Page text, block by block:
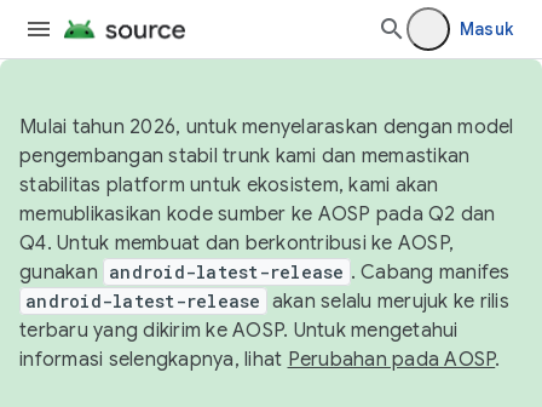
Masuk
Mulai tahun 2026, untuk menyelaraskan dengan model
pengembangan stabil trunk kami dan memastikan
stabilitas platform untuk ekosistem, kami akan
memublikasikan kode sumber ke AOSP pada Q2 dan
Q4. Untuk membuat dan berkontribusi ke AOSP,
gunakan android-latest-release . Cabang manifes
android-latest-release akan selalu merujuk ke rilis
terbaru yang dikirim ke AOSP. Untuk mengetahui
informasi selengkapnya, lihat Perubahan pada AOSP.